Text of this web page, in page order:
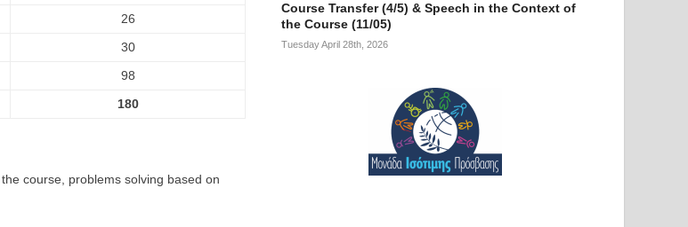
26
30
98
180
course, problems solving based on
Course Transfer (4/5) & Speech in the Context of
the Course (11/05)
Tuesday April 28th, 2026